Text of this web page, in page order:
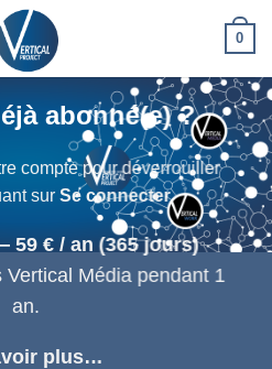
0
abonné(e) ?
compte pour déverrouiller
sur Se connecter
59 € / an (365 jours)
Média pendant 1
an.
plus…